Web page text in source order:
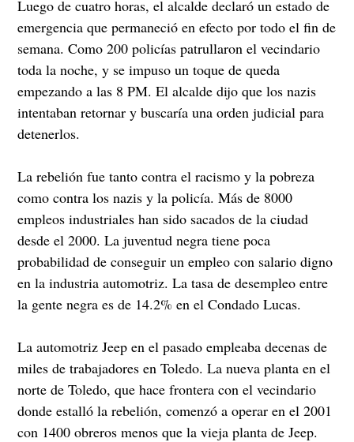
Luego de cuatro horas, el alcalde declaró un estado de
emergencia que permaneció en efecto por todo el fin de
semana. Como 200 policías patrullaron el vecindario
toda la noche, y se impuso un toque de queda
empezando a las 8 PM. El alcalde dijo que los nazis
intentaban retornar y buscaría una orden judicial para
detenerlos.
La rebelión fue tanto contra el racismo y la pobreza
como contra los nazis y la policía. Más de 8000
empleos industriales han sido sacados de la ciudad
desde el 2000. La juventud negra tiene poca
probabilidad de conseguir un empleo con salario digno
en la industria automotriz. La tasa de desempleo entre
la gente negra es de 14.2% en el Condado Lucas.
La automotriz Jeep en el pasado empleaba decenas de
miles de trabajadores en Toledo. La nueva planta en el
norte de Toledo, que hace frontera con el vecindario
donde estalló la rebelión, comenzó a operar en el 2001
con 1400 obreros menos que la vieja planta de Jeep.